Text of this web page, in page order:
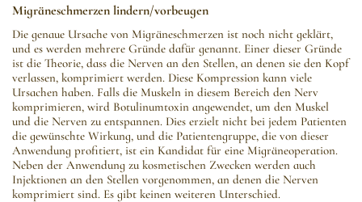
Migräneschmerzen lindern/vorbeugen
Die genaue Ursache von Migräneschmerzen ist noch nicht geklärt,
und es werden mehrere Gründe dafür genannt. Einer dieser Gründe
ist die Theorie, dass die Nerven an den Stellen, an denen sie den Kopf
verlassen, komprimiert werden. Diese Kompression kann viele
Ursachen haben. Falls die Muskeln in diesem Bereich den Nerv
komprimieren, wird Botulinumtoxin angewendet, um den Muskel
und die Nerven zu entspannen. Dies erzielt nicht bei jedem Patienten
die gewünschte Wirkung, und die Patientengruppe, die von dieser
Anwendung profitiert, ist ein Kandidat für eine Migräneoperation.
Neben der Anwendung zu kosmetischen Zwecken werden auch
Injektionen an den Stellen vorgenommen, an denen die Nerven
komprimiert sind. Es gibt keinen weiteren Unterschied.